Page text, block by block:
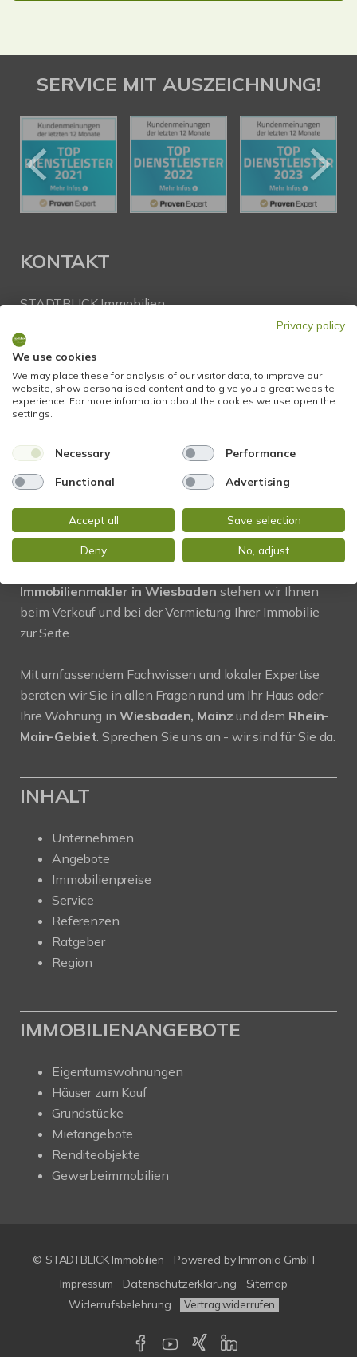
SERVICE MIT AUSZEICHNUNG!
KONTAKT
STADTBLICK Immobilien
65199 Wiesbaden
Tel.:+49 611 9742 872
Fax: +49 611 9742 896
Mail:
info@stadtblick-immobilien.de
PROFIL
Immobilienmakler in Wiesbaden stehen wir Ihnen
beim Verkauf und bei der Vermietung Ihrer Immobilie
zur Seite.
Mit umfassendem Fachwissen und lokaler Expertise
beraten wir Sie in allen Fragen rund um Ihr Haus oder
Ihre Wohnung in Wiesbaden, Mainzund dem Rhein-
Main-Gebiet. Sprechen Sie uns an - wir sind für Sie da.
INHALT
Unternehmen
Angebote
Immobilienpreise
Service
Referenzen
Ratgeber
Region
IMMOBILIENANGEBOTE
Eigentumswohnungen
Häuser zum Kauf
Grundstücke
Mietangebote
Renditeobjekte
Gewerbeimmobilien
© STADTBLICK Immobilien Powered by Immonia GmbH
Impressum
Datenschutzerklärung
Sitemap
Widerrufsbelehrung
Vertrag widerrufen
Privacy policy
We use cookies
We may place these for analysis of our visitor data, to improve our
website, show personalised content and to give you a great website
experience. For more information about the cookies we use open the
settings.
Necessary Performance
Functional Advertising
Accept all Save selection
Deny No, adjust